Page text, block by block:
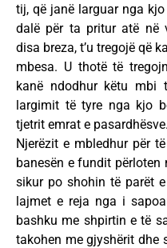
tij, që janë larguar nga
dalë për ta pritur atë në
disa breza, t’u tregojë që
mbesa. U thotë të
kanë ndodhur këtu mbi
largimit të tyre nga kjo
tjetrit emrat e pasardhësve.
Njerëzit e mbledhur për
banesën e fundit përloten
sikur po shohin të parët
lajmet e reja nga i
bashku me shpirtin e të
takohen me gjyshërit dhe